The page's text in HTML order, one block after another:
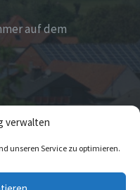
verwalten
unseren Service zu optimieren.
auf dem
im Kreis